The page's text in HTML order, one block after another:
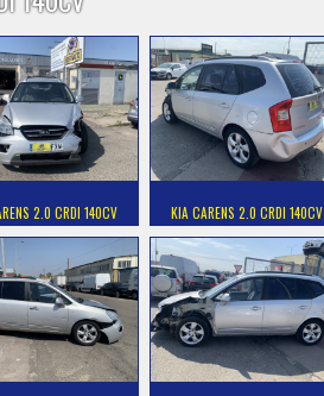
2.0 CRDI 140CV KIA CARENS 2.0 CRDI 140CV